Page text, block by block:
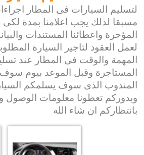
لتسليم السيارات فى المطار
مسبقا لذلك يجب اعلامنا بمدة لكى
المؤجرة واعطائنا المستندات
لعمل العقود لتاجير السيارة
المهمة والوقت فى المطار عند
المستاجرة وقبل الموعد بيوم
المندوب الذى سوف يسلمكم
وبدوركم تعطونا معلومات
بانتظاركم ان شاء الله